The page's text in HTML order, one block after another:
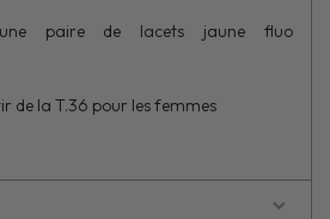
paire de lacets jaune fluo
de la T.36 pour les femmes